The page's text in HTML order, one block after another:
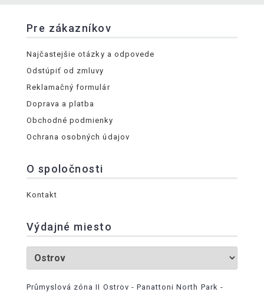
Pre zákazníkov
Najčastejšie otázky a odpovede
Odstúpiť od zmluvy
Reklamačný formulár
Doprava a platba
Obchodné podmienky
Ochrana osobných údajov
O spoločnosti
Kontakt
Výdajné miesto
Průmyslová zóna II Ostrov - Panattoni North Park -